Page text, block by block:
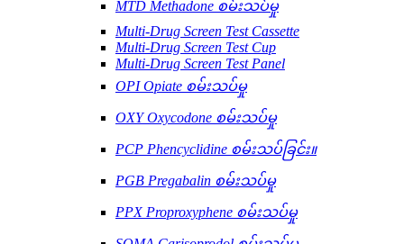
MTD Methadone စမ်းသပ်မှု
Multi-Drug Screen Test Cassette
Multi-Drug Screen Test Cup
Multi-Drug Screen Test Panel
OPI Opiate စမ်းသပ်မှု
OXY Oxycodone စမ်းသပ်မှု
PCP Phencyclidine စမ်းသပ်ခြင်း။
PGB Pregabalin စမ်းသပ်မှု
PPX Proproxyphene စမ်းသပ်မှု